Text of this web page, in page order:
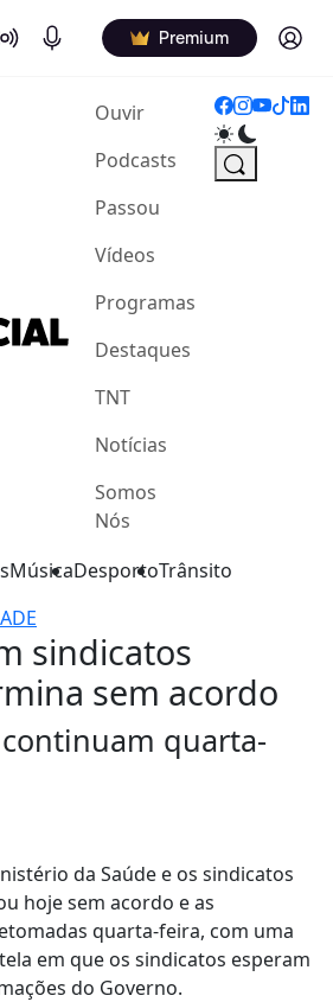
Air Podcasts Premium Log in
Ouvir(current)
Podcasts
Passou
Vídeos
Programas
Destaques
TNT
Notícias
Somos
Nós
MúsicaDesportoTrânsito
sindicatos
sem acordo
quarta-
da Saúde e os sindicatos
hoje sem acordo e as
quarta-feira, com uma
em que os sindicatos esperam
do Governo.